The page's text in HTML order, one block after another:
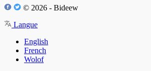
© 2026 - Bideew
Langue
English
French
Wolof